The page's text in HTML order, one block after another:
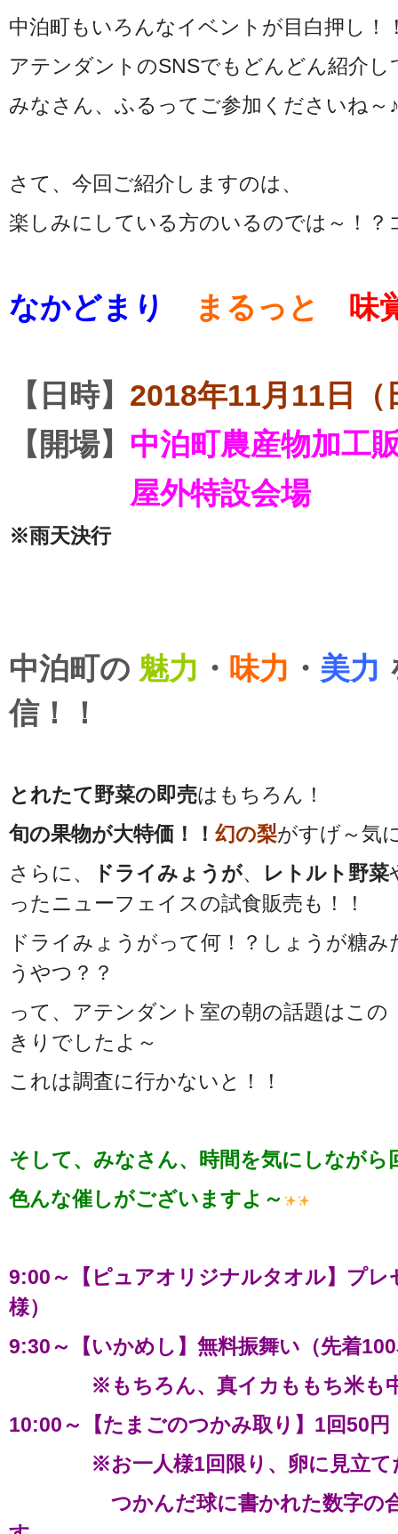
中泊町もいろんなイベントが目白押し！
アテンダントのSNSでもどんどん紹介
みなさん、ふるってご参加くださいね
さて、今回ご紹介しますのは、
楽しみにしている方のいるのでは～！？
なかどまり まるっと 味
【日時】 2018年11月11日（
【開場】 中泊町農産物加工
屋外特設会場
※雨天決行
中泊町の 魅力 ・ 味力 ・ 美力
信！！
とれたて野菜の即売はもちろん！
旬の果物が大特価！！ 幻の梨がすげ～気
さらに、
ドライみょうが、 レトルト野菜
ったニューフェイスの試食販売も！！
ドライみょうがって何！？しょうが糖
うやつ？？
って、アテンダント室の朝の話題はこ
きりでしたよ～
これは調査に行かないと！！
そして、みなさん、時間を気にしながら
色んな催しがございますよ～
9:00～【ピュアオリジナルタオル】プレ
様）
9:30～【いかめし】無料振舞い（先着
※もちろん、真イカももち米も中
10:00～【たまごのつかみ取り】1回50円
※お一人様1回限り、卵に見立てた
つかんだ球に書かれた数字の合